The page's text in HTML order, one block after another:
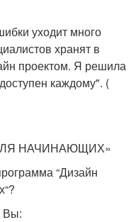
уходит много
хранят в
проектом. Я решила
каждому". (
НАЧИНАЮЩИХ»
“Дизайн
Вы: